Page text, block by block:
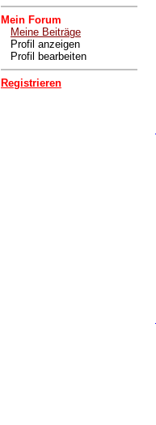
Mein Forum
Meine Beiträge
Profil anzeigen
Profil bearbeiten
Registrieren